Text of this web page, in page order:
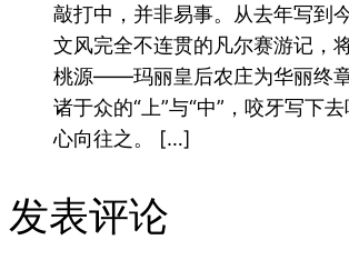
敲打中，并非易事。从去年写到
文风完全不连贯的凡尔赛游记，
桃源——玛丽皇后农庄为华丽终
诸于众的“上”与“中”，咬牙写下
心向往之。 […]
发表评论